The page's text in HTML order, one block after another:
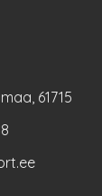
61715